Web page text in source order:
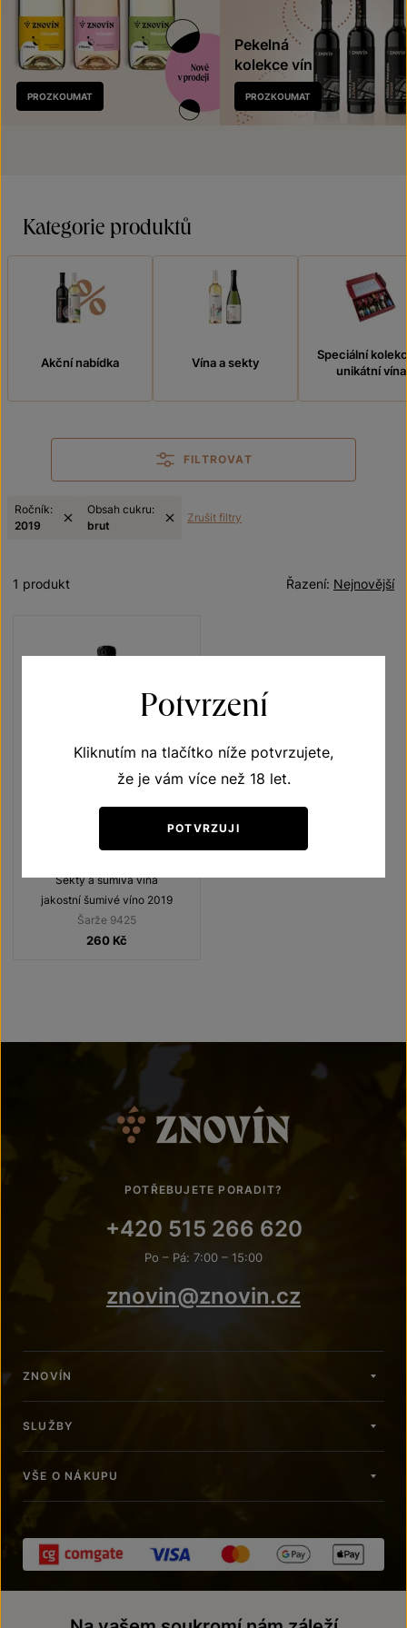
Nově
v prodeji
PROZKOUMAT
Pekelná
kolekce vín
PROZKOUMAT
Kategorie produktů
Akční nabídka Vína a sekty
Speciální
unikátní vína
FILTROVAT
Ročník:
2019
Obsah cukru:
brut
Zrušit filtry
Nejnovější
Řazení:
1 produkt
Znovín De Luxe Brut
Sekty a šumivá vína
jakostní šumivé víno 2019
Šarže 9425
260 Kč
POTŘEBUJETE PORADIT?
+420 515 266 620
Po – Pá: 7:00 – 15:00
znovin@znovin.cz
ZNOVÍN
SLUŽBY
VŠE O NÁKUPU
Potvrzení
Kliknutím na tlačítko níže potvrzujete,
že je vám více než 18 let.
POTVRZUJI